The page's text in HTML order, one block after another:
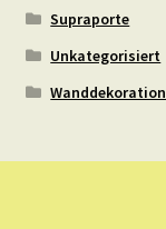
Supraporte
Unkategorisiert
Wanddekoration